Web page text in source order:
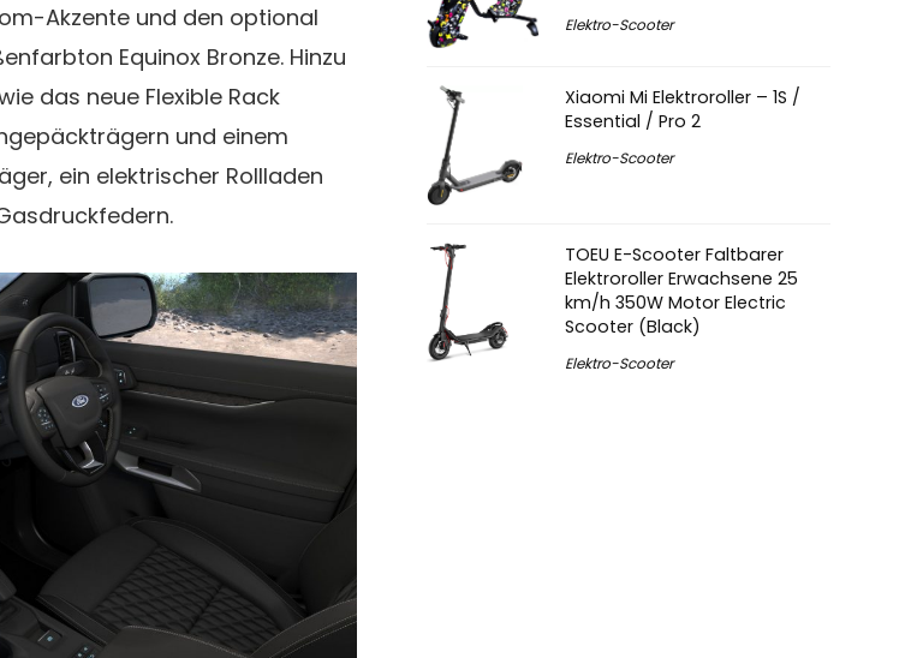
Akzente und den optional
Equinox Bronze. Hinzu
das neue Flexible Rack
und einem
ein elektrischer Rollladen
Elektro-Scooter
Xiaomi Mi Elektroroller – 1S /
Essential / Pro 2
Elektro-Scooter
TOEU E-Scooter Faltbarer
Elektroroller Erwachsene 25
km/h 350W Motor Electric
Scooter (Black)
Elektro-Scooter